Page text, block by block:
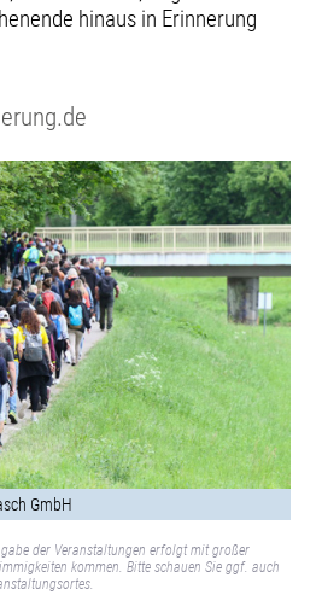
hinaus in Erinnerung
GmbH
der Veranstaltungen erfolgt mit großer
kommen. Bitte schauen Sie ggf. auch